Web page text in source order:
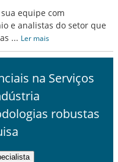
equipe com
e analistas do setor que
... Ler mais
na Serviços
robustas